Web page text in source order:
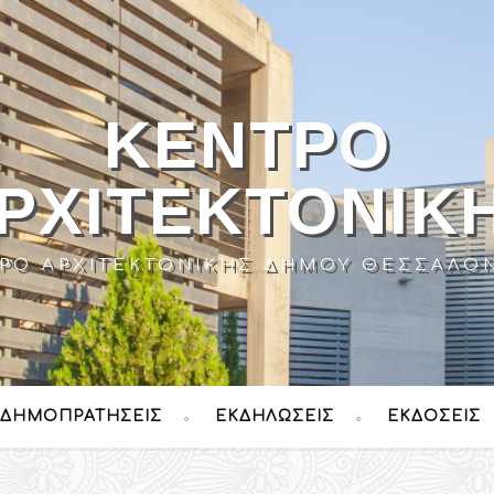
ΚΈΝΤΡΟ
ΑΡΧΙΤΕΚΤΟΝΙΚΉΣ ΔΉΜΟΥ
ΔΗΜΟΠΡΑΤΉΣΕΙΣ ΕΚΔΗΛΏΣΕΙΣ ΕΚΔΌΣΕΙΣ